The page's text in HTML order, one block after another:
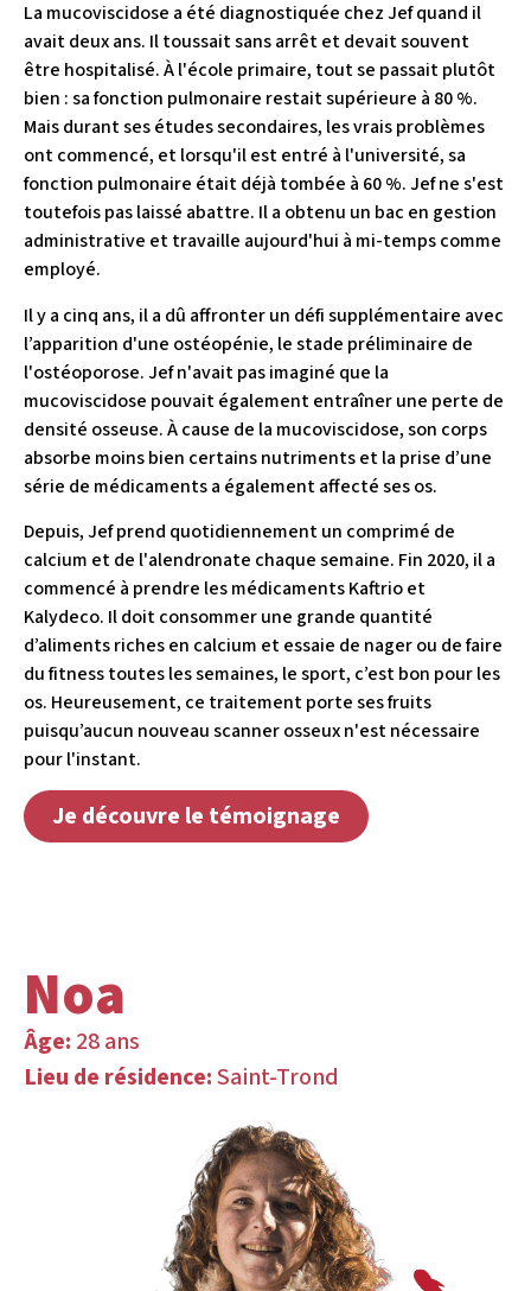
La mucoviscidose a été diagnostiquée chez Jef quand il
avait deux ans. Il toussait sans arrêt et devait souvent
être hospitalisé. À l'école primaire, tout se passait plutôt
bien : sa fonction pulmonaire restait supérieure à 80 %.
Mais durant ses études secondaires, les vrais problèmes
ont commencé, et lorsqu'il est entré à l'université, sa
fonction pulmonaire était déjà tombée à 60 %. Jef ne s'est
toutefois pas laissé abattre. Il a obtenu un bac en gestion
administrative et travaille aujourd'hui à mi-temps comme
employé.
Il y a cinq ans, il a dû affronter un défi supplémentaire avec
l’apparition d'une ostéopénie, le stade préliminaire de
l'ostéoporose. Jef n'avait pas imaginé que la
mucoviscidose pouvait également entraîner une perte de
densité osseuse. À cause de la mucoviscidose, son corps
absorbe moins bien certains nutriments et la prise d’une
série de médicaments a également affecté ses os.
Depuis, Jef prend quotidiennement un comprimé de
calcium et de l'alendronate chaque semaine. Fin 2020, il a
commencé à prendre les médicaments Kaftrio et
Kalydeco. Il doit consommer une grande quantité
d’aliments riches en calcium et essaie de nager ou de faire
du fitness toutes les semaines, le sport, c’est bon pour les
os. Heureusement, ce traitement porte ses fruits
puisqu’aucun nouveau scanner osseux n'est nécessaire
pour l'instant.
Je découvre le témoignage
Noa
Âge: 28 ans
Lieu de résidence:Saint-Trond